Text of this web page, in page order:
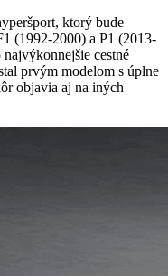
ktorý bude
(1992-2000) a P1 (2013-
cestné
prvým modelom s úplne
objavia aj na iných